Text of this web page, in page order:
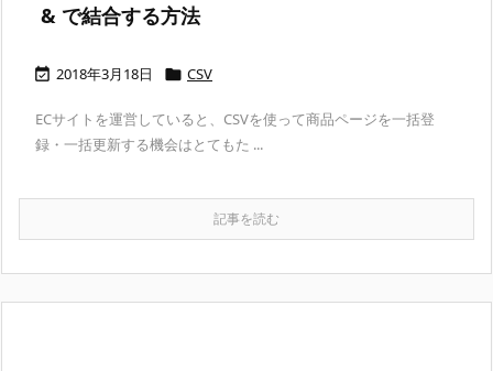
& で結合する方法
 2018年3月18日  CSV
ECサイトを運営していると、CSVを使って商品ページを一括登
録・一括更新する機会はとてもた ...
記事を読む